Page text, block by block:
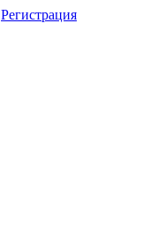
Регистрация